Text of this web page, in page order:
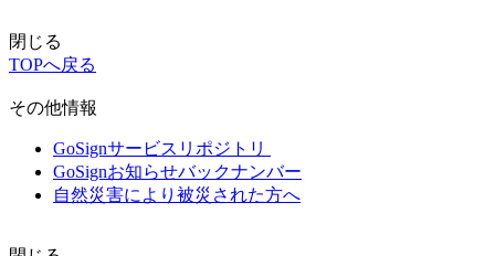
閉じる
TOPへ戻る
その他情報
GoSignサービスリポジトリ
GoSignお知らせバックナンバー
自然災害により被災された方へ